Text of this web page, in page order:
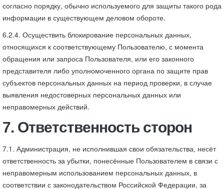
согласно порядку, обычно используемого для защиты такого рода
информации в существующем деловом обороте.
6.2.4. Осуществить блокирование персональных данных,
относящихся к соответствующему Пользователю, с момента
обращения или запроса Пользователя, или его законного
представителя либо уполномоченного органа по защите прав
субъектов персональных данных на период проверки, в случае
выявления недостоверных персональных данных или
неправомерных действий.
7. Ответственность сторон
7.1. Администрация, не исполнившая свои обязательства, несёт
ответственность за убытки, понесённые Пользователем в связи с
неправомерным использованием персональных данных, в
соответствии с законодательством Российской Федерации, за